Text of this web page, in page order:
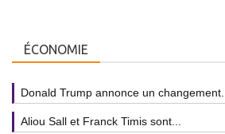
ÉCONOMIE
Donald Trump annonce un changement...
Aliou Sall et Franck Timis sont...